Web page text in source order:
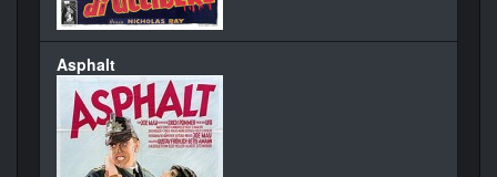
Asphalt